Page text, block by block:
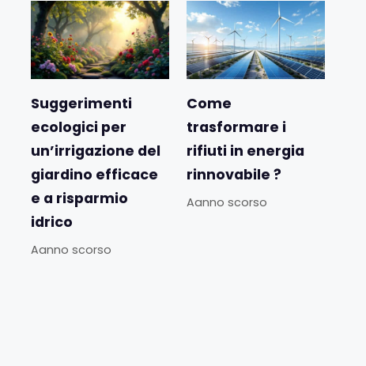
Suggerimenti
ecologici per
un’irrigazione del
giardino efficace
e a risparmio
idrico
Aanno scorso
Come
trasformare i
rifiuti in energia
rinnovabile ?
Aanno scorso